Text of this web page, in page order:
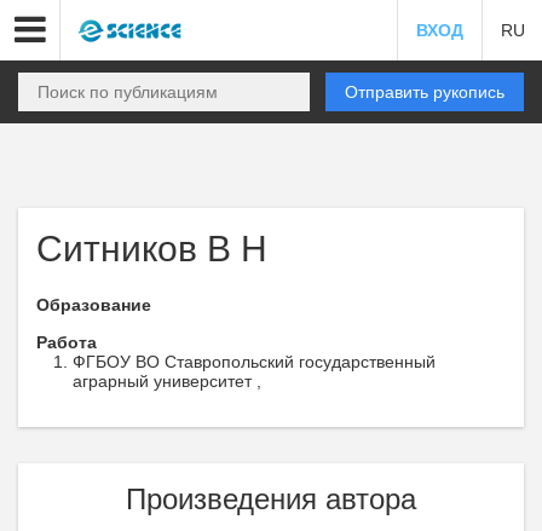
ВХОД RU
Отправить рукопись
Ситников В Н
Образование
Работа
ФГБОУ ВО Ставропольский государственный
аграрный университет ,
Произведения автора